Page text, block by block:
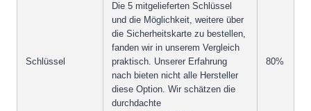
Schlüssel
Die 5 mitgelieferten Schlüssel
und die Möglichkeit, weitere über
die Sicherheitskarte zu bestellen,
fanden wir in unserem Vergleich
praktisch. Unserer Erfahrung
nach bieten nicht alle Hersteller
diese Option. Wir schätzen die
durchdachte
80%